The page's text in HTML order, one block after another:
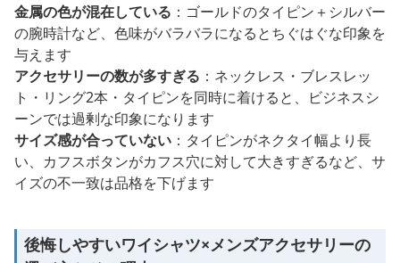
金属の色が混在している ：ゴールドのタイピン＋シルバー
の腕時計など、色味がバラバラになるとちぐはぐな印象を
与えます
アクセサリーの数が多すぎる ：ネックレス・ブレスレッ
ト・リング2本・タイピンを同時に着けると、ビジネスシ
ーンでは過剰な印象になります
サイズ感が合っていない ：タイピンがネクタイ幅より長
い、カフスボタンがカフス穴に対して大きすぎるなど、サ
イズの不一致は品格を下げます
後悔しやすいワイシャツ×メンズアクセサリーの